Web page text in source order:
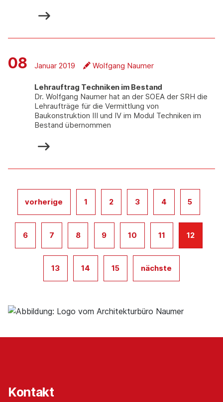
Lehrauftrag Techniken im Bestand
Dr. Wolfgang Naumer hat an der SOEA der SRH die
Lehraufträge für die Vermittlung von
Baukonstruktion III und IV im Modul Techniken im
Bestand übernommen
08 Januar 2019 Wolfgang Naumer
vorherige 1 2 3 4 5
6 7 8 9 10 11 12
13 14 15 nächste
Kontakt